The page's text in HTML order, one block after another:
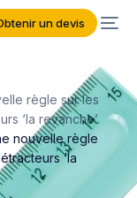
un devis
règle sur les
‘la revanche’.
nouvelle règle
‘la